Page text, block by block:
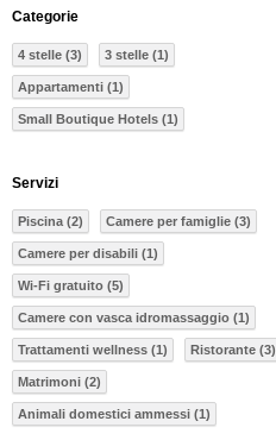
Categorie
4 stelle (3) 3 stelle (1)
Appartamenti (1)
Small Boutique Hotels (1)
Servizi
Piscina (2) Camere per famiglie (3)
Camere per disabili (1)
Wi-Fi gratuito (5)
Camere con vasca idromassaggio (1)
Trattamenti wellness (1) Ristorante (3)
Matrimoni (2)
Animali domestici ammessi (1)